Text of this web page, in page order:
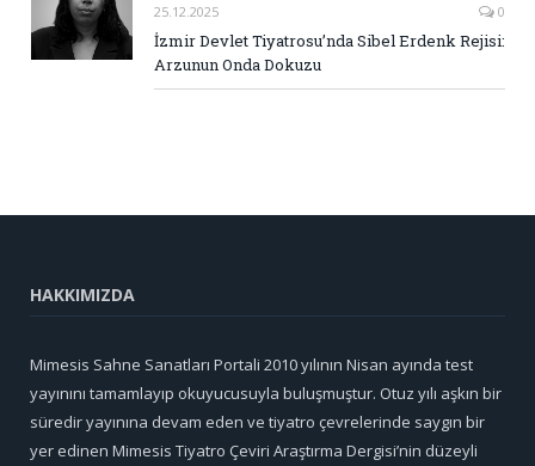
25.12.2025 0
İzmir Devlet Tiyatrosu’nda Sibel Erdenk Rejisi:
Arzunun Onda Dokuzu
HAKKIMIZDA
Mimesis Sahne Sanatları Portali 2010 yılının Nisan ayında test
yayınını tamamlayıp okuyucusuyla buluşmuştur. Otuz yılı aşkın bir
süredir yayınına devam eden ve tiyatro çevrelerinde saygın bir
yer edinen Mimesis Tiyatro Çeviri Araştırma Dergisi’nin düzeyli